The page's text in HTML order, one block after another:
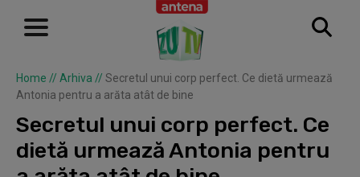
Home // Arhiva // Secretul unui corp perfect. Ce dietă urmează
Antonia pentru a arăta atât de bine
Secretul unui corp perfect. Ce
dietă urmează Antonia pentru